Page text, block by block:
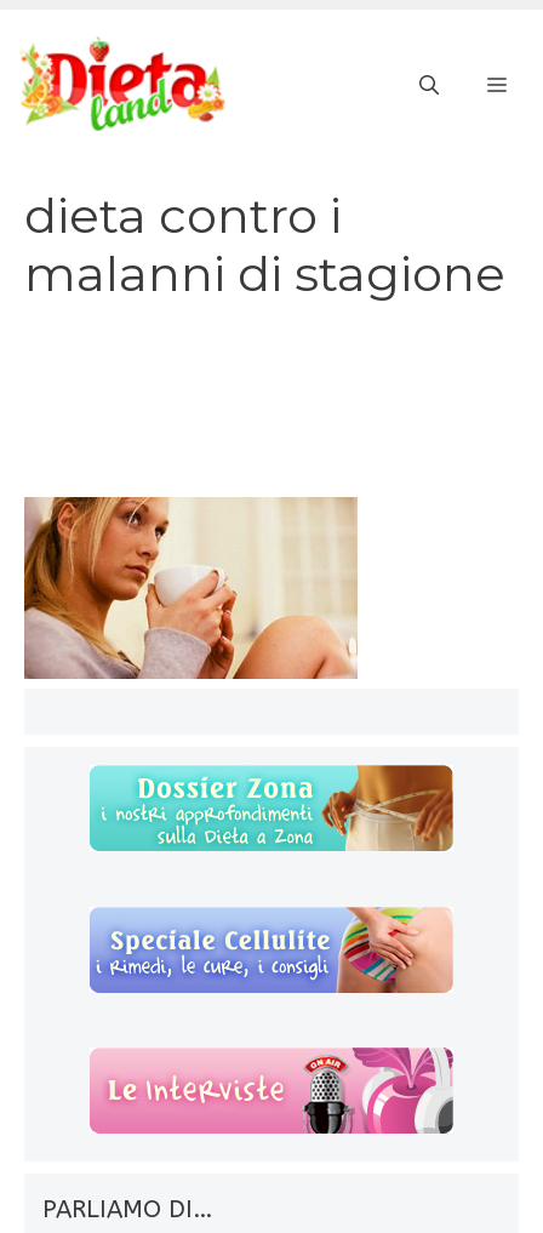
contenuto
dieta contro i
malanni di stagione
PARLIAMO DI…